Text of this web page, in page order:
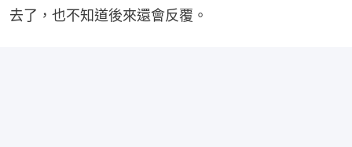
去了，也不知道後來還會反覆。